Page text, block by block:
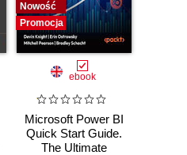
Nowość
Promocja
ebook
Microsoft Power BI
Quick Start Guide.
The Ultimate